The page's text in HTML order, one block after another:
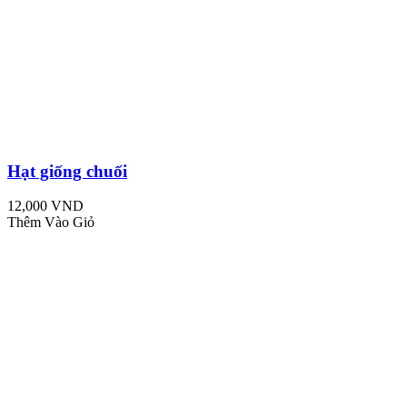
Hạt giống chuối
12,000 VND
Thêm Vào Giỏ